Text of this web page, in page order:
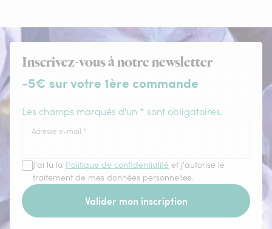
Inscrivez-vous à notre newsletter
-5€ sur votre 1ère commande
Les champs marqués d'un * sont obligatoires.
Adresse e-mail *
J'ai lu la Politique de confidentialité et j'autorise le
traitement de mes données personnelles.
Valider mon inscription